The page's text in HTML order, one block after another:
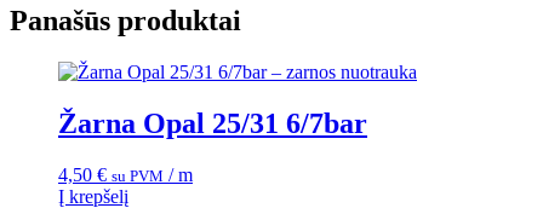
Panašūs produktai
Žarna Opal 25/31 6/7bar
4,50 € su PVM / m
Į krepšelį